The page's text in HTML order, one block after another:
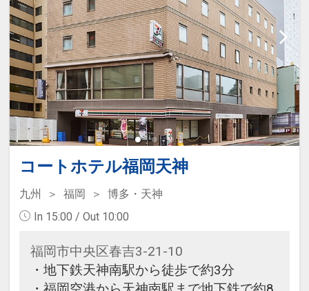
コートホテル福岡天神
九州 福岡
博多・天神
In 15:00 / Out 10:00
福岡市中央区春吉3-21-10
・地下鉄天神南駅から徒歩で約3分